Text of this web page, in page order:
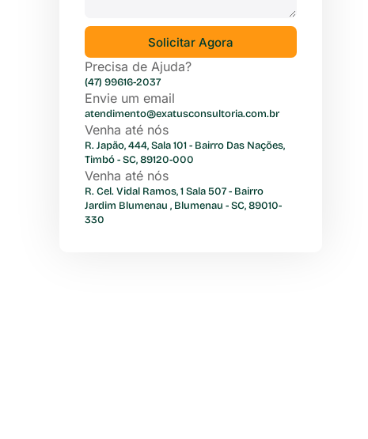
Solicitar Agora
Precisa de Ajuda?
(47) 99616-2037
Envie um email
atendimento@exatusconsultoria.com.br
Venha até nós
R. Japão, 444, Sala 101 - Bairro Das Nações,
Timbó - SC, 89120-000
Venha até nós
R. Cel. Vidal Ramos, 1 Sala 507 - Bairro
Jardim Blumenau , Blumenau - SC, 89010-
330